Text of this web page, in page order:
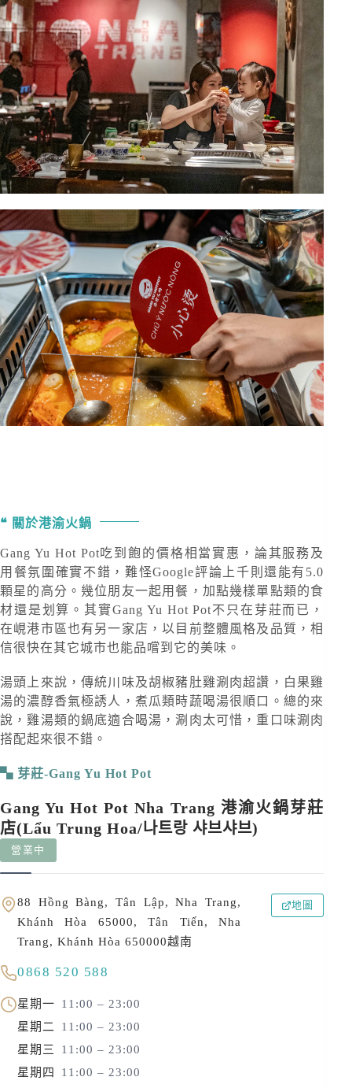
關於港渝火鍋
Gang Yu Hot Pot吃到飽的價格相當實惠，論其服務及
用餐氛圍確實不錯，難怪Google評論上千則還能有5.0
顆星的高分。幾位朋友一起用餐，加點幾樣單點類的食
材還是划算。其實Gang Yu Hot Pot不只在芽莊而已，
在峴港市區也有另一家店，以目前整體風格及品質，相
信很快在其它城市也能品嚐到它的美味。
湯頭上來說，傳統川味及胡椒豬肚雞涮肉超讚，白果雞
湯的濃醇香氣極誘人，煮瓜類時蔬喝湯很順口。總的來
說，雞湯類的鍋底適合喝湯，涮肉太可惜，重口味涮肉
搭配起來很不錯。
芽莊-Gang Yu Hot Pot
Gang Yu Hot Pot Nha Trang 港渝火鍋芽莊
店(Lẩu Trung Hoa/나트랑 샤브샤브)
營業中
88 Hồng Bàng, Tân Lập, Nha Trang,
Khánh Hòa 65000, Tân Tiến, Nha
Trang, Khánh Hòa 650000越南
地圖
0868 520 588
星期一
11:00 – 23:00
星期二
11:00 – 23:00
星期三
11:00 – 23:00
星期四
11:00 – 23:00